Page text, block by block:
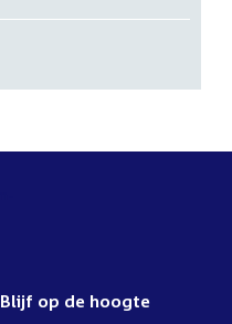
Blijf op de hoogte